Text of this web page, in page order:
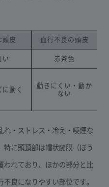
頭皮 血行不良の頭皮
い 赤茶色
に動く
動きにくい・動か
ない
れ・ストレス・冷え・喫煙な
特に頭頂部は帽状腱膜（ぼう
われており、ほかの部分と比
良になりやすい部位です。